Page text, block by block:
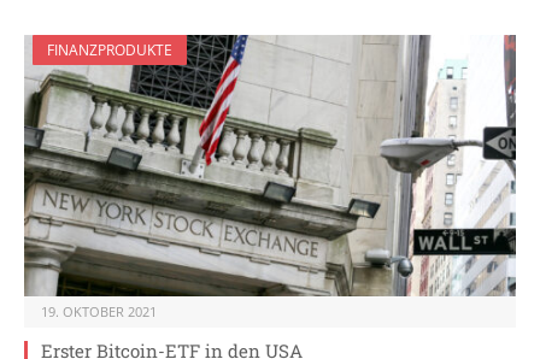
FINANZPRODUKTE
19. OKTOBER 2021
Erster Bitcoin-ETF in den USA